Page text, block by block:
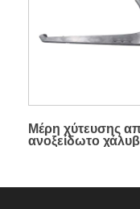
Μέρη χύτευσης
ανοξείδωτο